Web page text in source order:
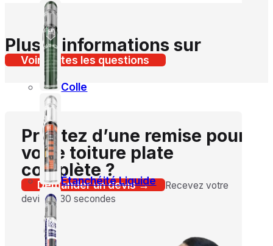
Colle
Étanchéité Liquide
Plus d’informations sur
Voir toutes les questions
Profitez d’une remise pour
votre toiture plate
complète ?
Demander un devis →
Recevez votre
devis en 30 secondes